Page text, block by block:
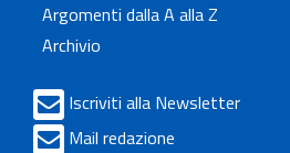
Argomenti dalla A alla Z
Archivio
Iscriviti alla Newsletter
Mail redazione